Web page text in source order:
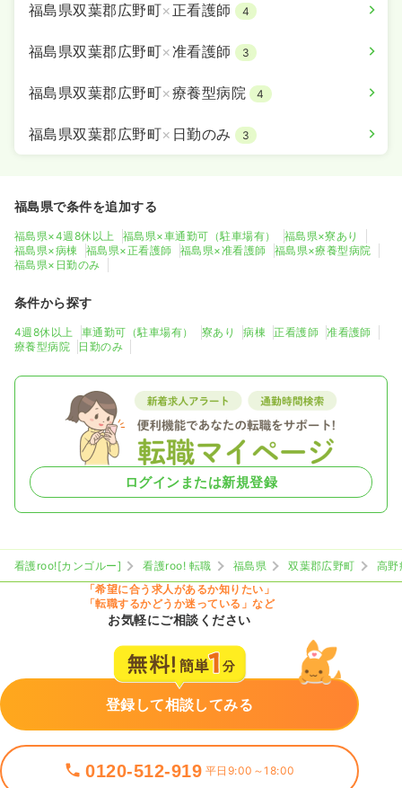
福島県双葉郡広野町× 正看護師 4
福島県双葉郡広野町×准看護師 3
福島県双葉郡広野町×療養型病院 4
福島県双葉郡広野町× 日勤のみ 3
福島県で条件を追加する
福島県×4週8休以上 福島県×車通勤可（駐車場有）
福島県×寮あり
福島県×病棟
福島県×正看護師 福島県×准看護師
福島県×療養型病院
福島県×日勤のみ
条件から探す
4週8休以上 車通勤可（駐車場有） 寮あり 病棟 正看護師
准看護師
療養型病院
日勤のみ
ログインまたは新規登録
看護roo![カンゴルー] 看護roo! 転職 福島県 双葉郡広野町
高野
「希望に合う求人があるか知りたい」
「転職するかどうか迷っている」など
お気軽にご相談ください
登録して相談してみる
0120-512-919 平日9:00～18:00